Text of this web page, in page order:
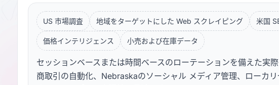
US 市場調査 地域をターゲットにした Web スクレイピング 米国
価格インテリジェンス 小売および在庫データ
セッションベースまたは時間ベースのローテーションを備えた
商取引の自動化、Nebraskaのソーシャル メディア管理、ローカ